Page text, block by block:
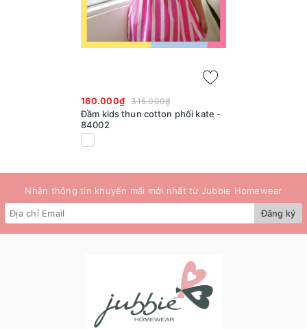
160.000₫ 315.000₫
Đầm kids thun cotton phối kate -
84002
Nhận thông tin khuyến mãi mới nhất từ Jubbie Homewear
Đăng ký